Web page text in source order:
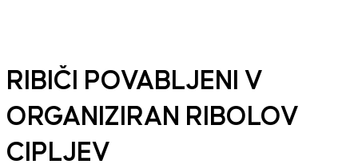
RIBIČI POVABLJENI V
ORGANIZIRAN RIBOLOV
CIPLJEV